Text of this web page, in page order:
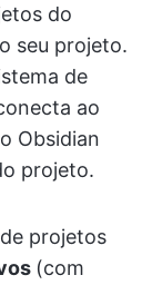
do
seu projeto.
de
ao
Obsidian
projeto.
projetos
(com